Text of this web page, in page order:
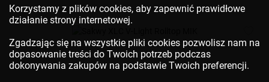
Korzystamy z plików cookies, aby zapewnić prawidłowe
działanie strony internetowej.
Zgadzając się na wszystkie pliki cookies pozwolisz nam na
dopasowanie treści do Twoich potrzeb podczas
dokonywania zakupów na podstawie Twoich preferencji.